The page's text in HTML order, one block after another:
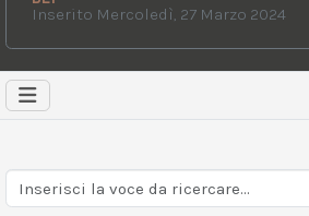
Inserito Mercoledì, 27 Marzo 2024